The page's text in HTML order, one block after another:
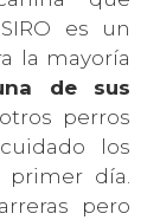
es un
la mayoría
de sus
perros
los
primer día.
pero